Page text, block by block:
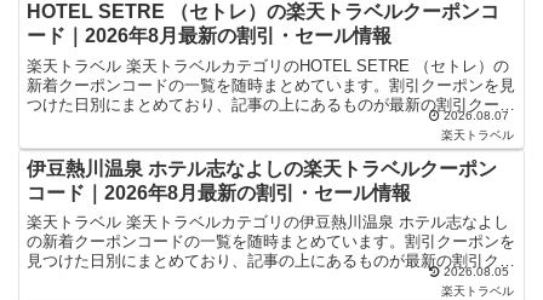
HOTEL SETRE （セトレ）の楽天トラベルクーポンコ
ード｜2026年8月最新の割引・セール情報
楽天トラベル 楽天トラベルカテゴリのHOTEL SETRE （セトレ）の
新着クーポンコードの一覧を随時まとめています。割引クーポンを見
つけた日別にまとめており、記事の上にあるものが最新の割引クーポ
2026.08.07
楽天トラベル
伊豆熱川温泉 ホテル志なよしの楽天トラベルクーポン
コード｜2026年8月最新の割引・セール情報
楽天トラベル 楽天トラベルカテゴリの伊豆熱川温泉 ホテル志なよし
の新着クーポンコードの一覧を随時まとめています。割引クーポンを
見つけた日別にまとめており、記事の上にあるものが最新の割引クー
ポンになります。ホテル・旅館宿泊の予約などで使えるク...2026.08.05
楽天トラベル